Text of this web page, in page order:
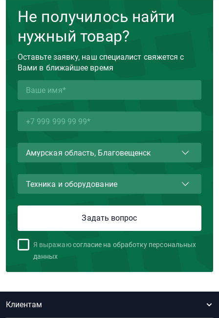
Не получилось найти
нужный товар?
Оставьте заявку, наш специалист свяжется с
Вами в ближайшее время
Я выражаю согласие на обработку персональных
данных
Клиентам